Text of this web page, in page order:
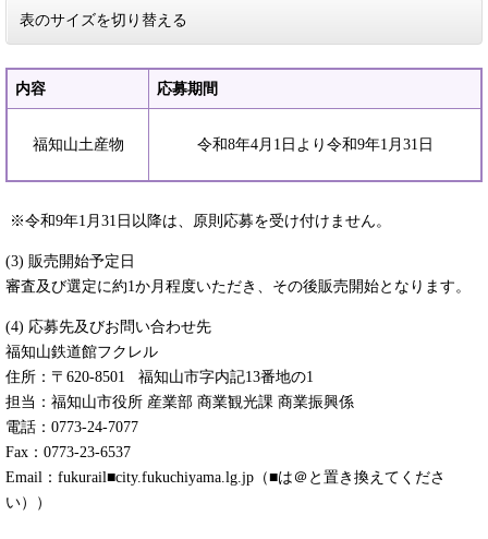
表のサイズを切り替える
内容 応募期間
福知山土産物 令和8年4月1日より令和9年1月31日
※令和9年1月31日以降は、原則応募を受け付けません。
(3) 販売開始予定日
審査及び選定に約1か月程度いただき、その後販売開始となります。
(4) 応募先及びお問い合わせ先
福知山鉄道館フクレル
住所：〒620-8501 福知山市字内記13番地の1
担当：福知山市役所 産業部 商業観光課 商業振興係
電話：0773-24-7077
Fax：0773-23-6537
Email：fukurail■city.fukuchiyama.lg.jp（■は＠と置き換えてくださ
い））